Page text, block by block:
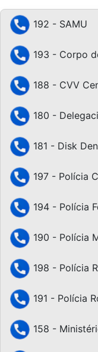
192 - SAMU
193 - Corpo
188 - CVV
180 -
181 - Disk
197 - Polícia
194 - Polícia
190 - Polícia
198 - Polícia
191 - Polícia
158 -